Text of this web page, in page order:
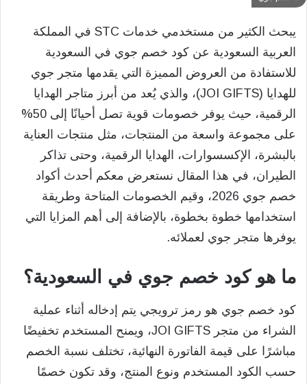
يبحث الكثير من مستخدمي خدمات STC في المملكة
العربية السعودية عن كود خصم جوي في السعودية
للاستفادة من العروض المميزة التي يقدمها متجر جوي
للهدايا (JOI GIFTS)، والذي يُعد من أبرز متاجر الهدايا
الرقمية، حيث يوفر خصومات قوية تصل أحيانًا إلى 50%
على مجموعة واسعة من المنتجات، مثل منتجات العناية
بالبشرة، الإكسسوارات، الهدايا الرقمية، وحتى تذاكر
الطيران، في هذا المقال نستعرض معكم أحدث أكواد
خصم جوي 2026، وقيم الخصومات المتاحة وطريقة
استخدامها خطوة بخطوة، بالإضافة إلى أهم المزايا التي
يوفرها متجر جوي لعملائه.
ما هو كود خصم جوي في السعودية؟
كود خصم جوي هو رمز ترويجي يتم إدخاله أثناء عملية
الشراء من متجر JOI GIFTS، ويمنح المستخدم تخفيضًا
مباشرًا على قيمة الفاتورة النهائية، تختلف نسبة الخصم
حسب الكود المستخدم ونوع المنتج، وقد تكون خصمًا